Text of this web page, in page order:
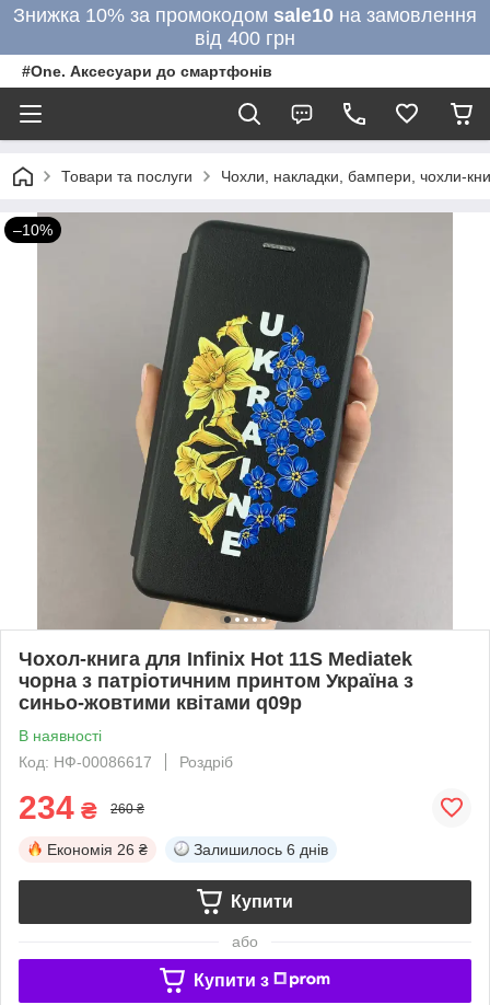
Знижка 10% за промокодом sale10 на замовлення
від 400 грн
#One. Аксесуари до смартфонів
Товари та послуги Чохли, накладки, бампери, чохли-
–10%
Чохол-книга для Infinix Hot 11S Mediatek
чорна з патріотичним принтом Україна з
синьо-жовтими квітами q09p
В наявності
Код: НФ-00086617
Роздріб
234 ₴ 260 ₴
Економія 26 ₴ Залишилось 6 днів
Купити
або
Купити з